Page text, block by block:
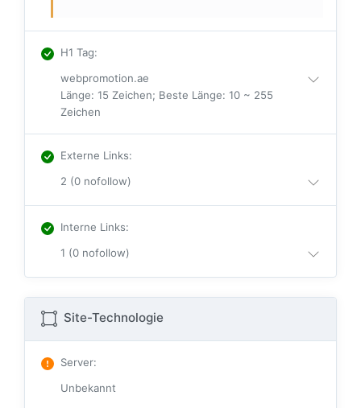
H1 Tag:
webpromotion.ae
Länge: 15 Zeichen; Beste Länge: 10 ~ 255
Zeichen
Externe Links:
2 (0 nofollow)
Interne Links:
1 (0 nofollow)
Site-Technologie
Server:
Unbekannt